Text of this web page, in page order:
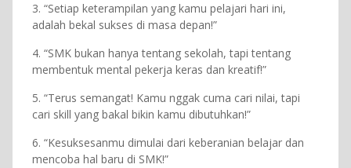
3. “Setiap keterampilan yang kamu pelajari hari ini,
adalah bekal sukses di masa depan!”
4. “SMK bukan hanya tentang sekolah, tapi tentang
membentuk mental pekerja keras dan kreatif!”
5. “Terus semangat! Kamu nggak cuma cari nilai, tapi
cari skill yang bakal bikin kamu dibutuhkan!”
6. “Kesuksesanmu dimulai dari keberanian belajar dan
mencoba hal baru di SMK!”